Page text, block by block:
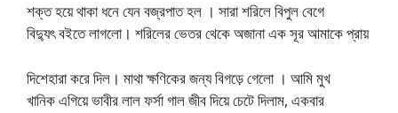
শক্ত হয়ে থাকা ধনে যেন বজ্রপাত হল । সারা শরিলে বিপুল বেগে
বিদ্যুৎ বইতে লাগলো। শরিলের ভেতর থেকে অজানা এক সূর আমাকে প্রায়
দিশেহারা করে দিল। মাথা ক্ষণিকের জন্য বিগড়ে গেলো । আমি মুখ
খানিক এগিয়ে ভাবীর লাল ফর্সা গাল জীব দিয়ে চেটে দিলাম, একবার